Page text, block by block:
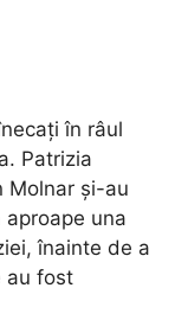
în râul
Patrizia
Molnar și-au
una
înainte de a
au fost